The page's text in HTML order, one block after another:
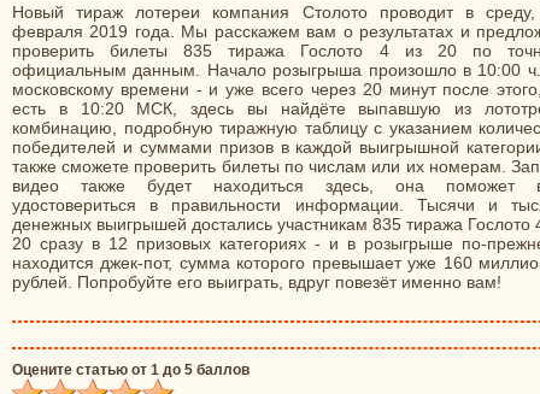
Новый тираж лотереи компания Столото проводит в
февраля 2019 года. Мы расскажем вам о результатах и
проверить билеты 835 тиража Гослото 4 из 20 по
официальным данным. Начало розыгрыша произошло в 10:00
московскому времени - и уже всего через 20 минут после
есть в 10:20 МСК, здесь вы найдёте выпавшую из
комбинацию, подробную тиражную таблицу с указанием
победителей и суммами призов в каждой выигрышной
также сможете проверить билеты по числам или их номерам.
видео также будет находиться здесь, она поможет
удостовериться в правильности информации. Тысячи и
денежных выигрышей достались участникам 835 тиража Гослото
20 сразу в 12 призовых категориях - и в розыгрыше по-
находится джек-пот, сумма которого превышает уже 160
рублей. Попробуйте его выиграть, вдруг повезёт именно вам!
Оцените статью от 1 до 5 баллов